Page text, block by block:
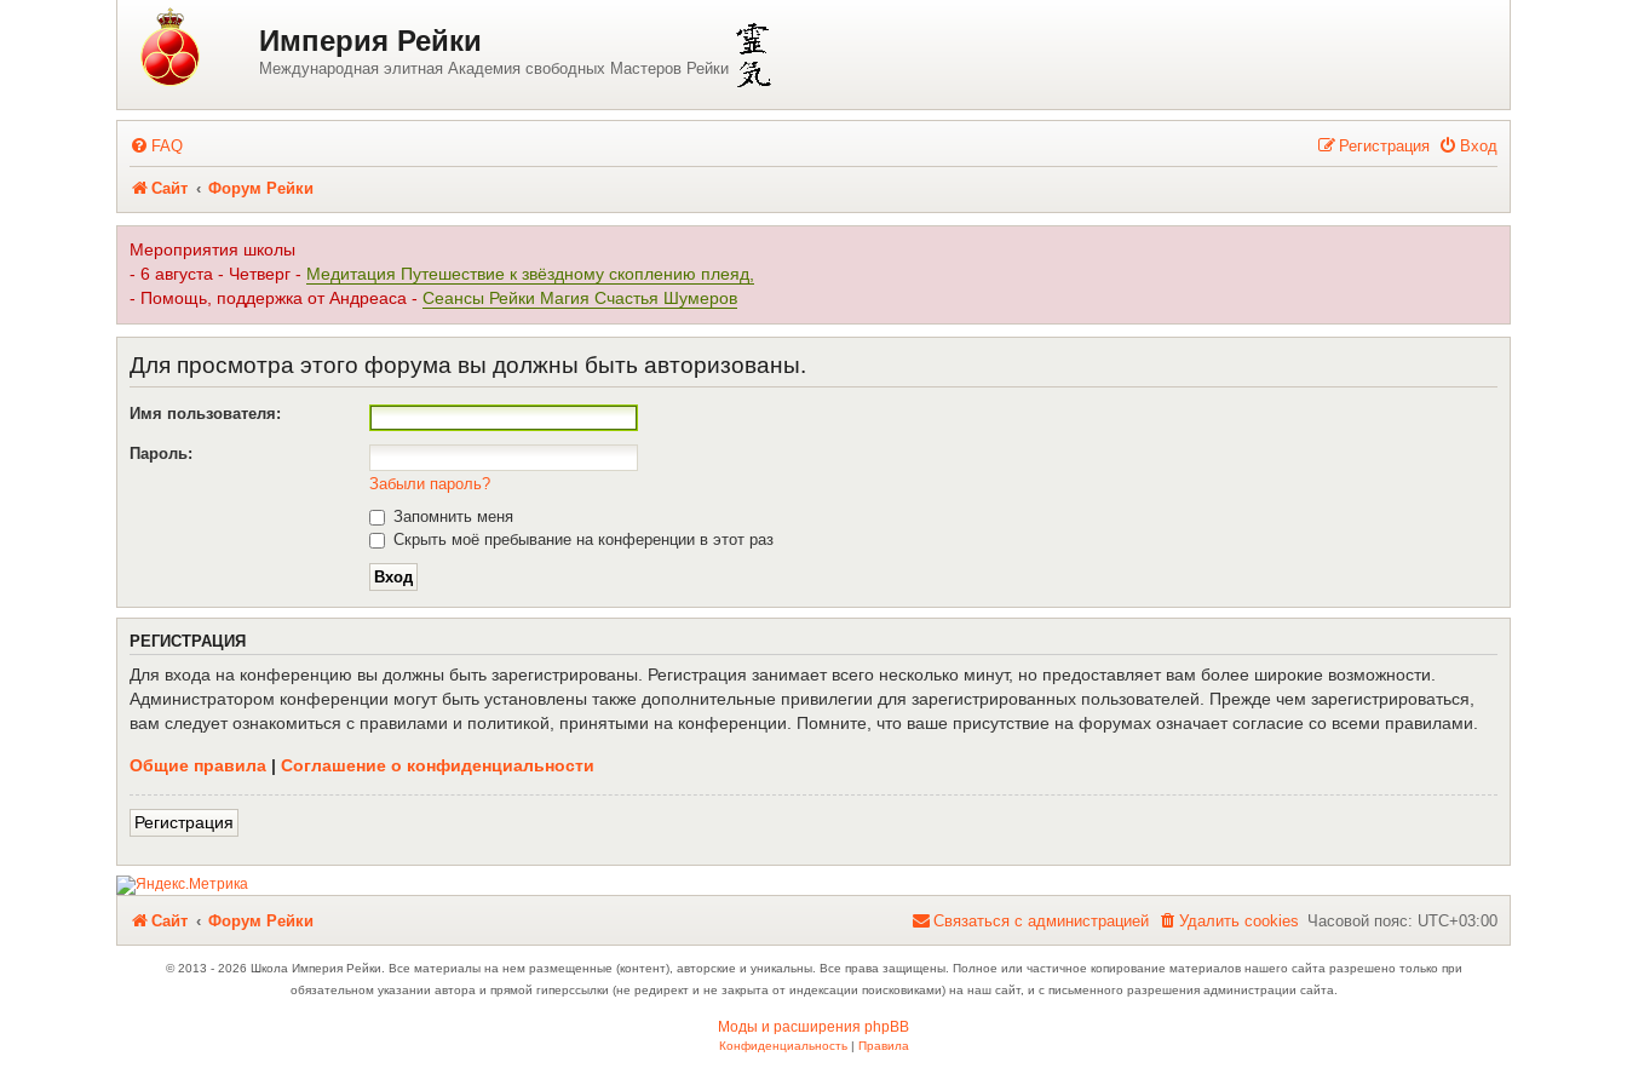
Регистрация Империя Рейки
Международная элитная Академия свободных Мастеров Рейки
FAQ Вход
Регистрация
Сайт Форум Рейки
Мероприятия школы
- 6 августа - Четверг - Медитация Путешествие к звёздному скоплению плеяд,
- Помощь, поддержка от Андреаса - Сеансы Рейки Магия Счастья Шумеров
Для просмотра этого форума вы должны быть авторизованы.
Имя пользователя:
Пароль:
Забыли пароль?
Запомнить меня
Скрыть моё пребывание на конференции в этот раз
РЕГИСТРАЦИЯ
Для входа на конференцию вы должны быть зарегистрированы. Регистрация занимает всего несколько минут, но предоставляет вам более широкие возможности.
Администратором конференции могут быть установлены также дополнительные привилегии для зарегистрированных пользователей. Прежде чем зарегистрироваться,
вам следует ознакомиться с правилами и политикой, принятыми на конференции. Помните, что ваше присутствие на форумах означает согласие со всеми правилами.
Общие правила | Соглашение о конфиденциальности
Регистрация
Сайт Форум Рейки Часовой пояс: UTC+03:00
Удалить cookies
Связаться с
Связаться с администрацией
© 2013 - 2026 Школа Империя Рейки. Все материалы на нем размещенные (контент), авторские и уникальны. Все права защищены. Полное или частичное копирование материалов нашего сайта разрешено только при
обязательном указании автора и прямой гиперссылки (не редирект и не закрыта от индексации поисковиками) на наш сайт, и с письменного разрешения администрации сайта.
Моды и расширения phpBB
Конфиденциальность| Правила